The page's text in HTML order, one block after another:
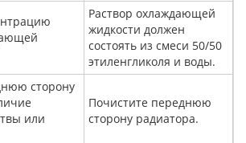
Раствор охлаждающей
жидкости должен
состоять из смеси 50/50
этиленгликоля и воды.
сторону
или
Почистите переднюю
сторону радиатора.